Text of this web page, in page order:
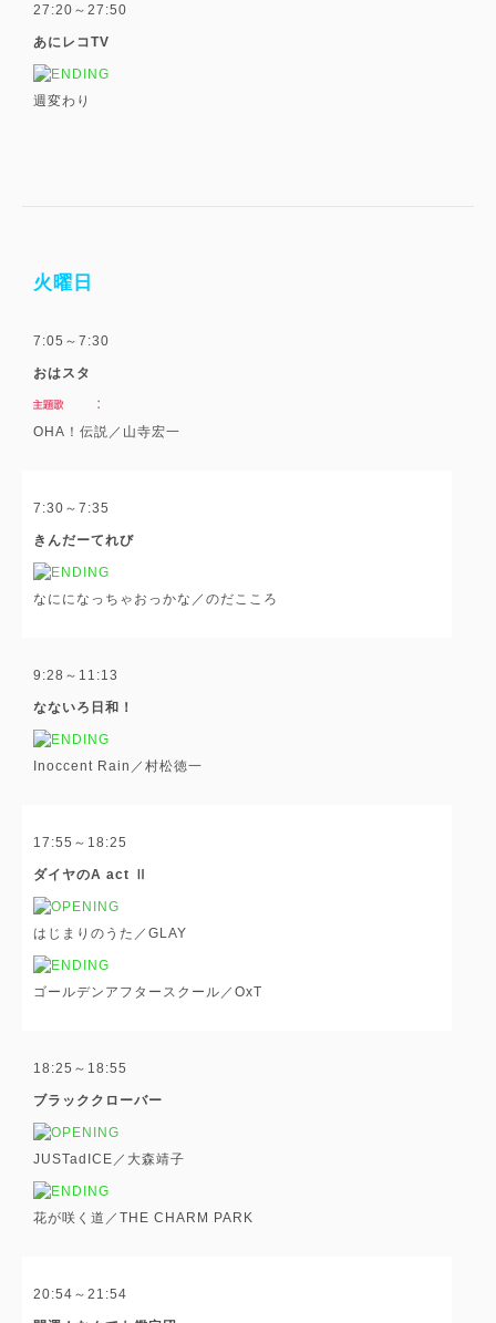
27:20～27:50
あにレコTV
週変わり
火曜日
7:05～7:30
おはスタ
OHA！伝説／山寺宏一
7:30～7:35
きんだーてれび
なにになっちゃおっかな／のだこころ
9:28～11:13
なないろ日和！
Inoccent Rain／村松徳一
17:55～18:25
ダイヤのA act Ⅱ
はじまりのうた／GLAY
ゴールデンアフタースクール／OxT
18:25～18:55
ブラッククローバー
JUSTadICE／大森靖子
花が咲く道／THE CHARM PARK
20:54～21:54